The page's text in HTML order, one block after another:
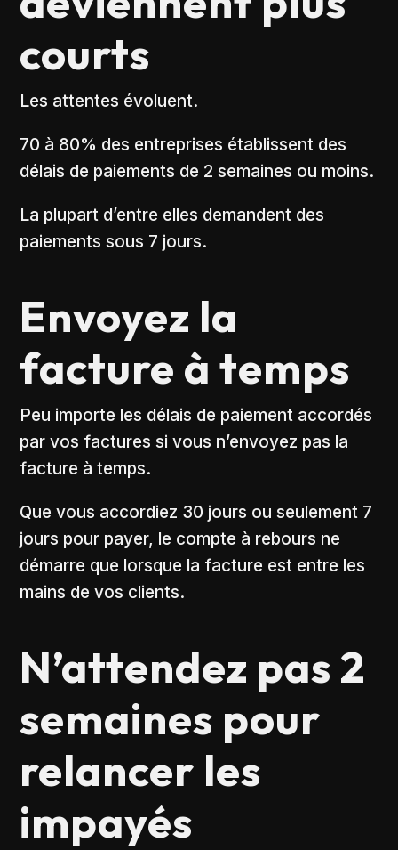
courts
Les attentes évoluent.
70 à 80% des entreprises établissent des
délais de paiements de 2 semaines ou moins.
La plupart d’entre elles demandent des
paiements sous 7 jours.
Envoyez la
facture à temps
Peu importe les délais de paiement accordés
par vos factures si vous n’envoyez pas la
facture à temps.
Que vous accordiez 30 jours ou seulement 7
jours pour payer, le compte à rebours ne
démarre que lorsque la facture est entre les
mains de vos clients.
N’attendez pas 2
semaines pour
relancer les
impayés